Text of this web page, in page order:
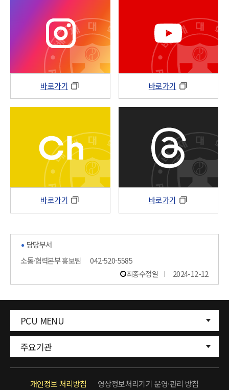
바로가기 바로가기
바로가기 바로가기
담당부서
소통·협력본부 홍보팀
042-520-5585
최종수정일
2024-12-12
PCU MENU
주요기관
개인정보 처리방침
영상정보처리기기 운영·관리 방침